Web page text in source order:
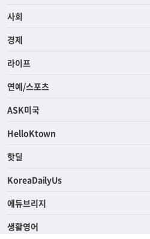
사회
경제
라이프
연예/스포츠
ASK미국
HelloKtown
핫딜
KoreaDailyUs
에듀브리지
생활영어